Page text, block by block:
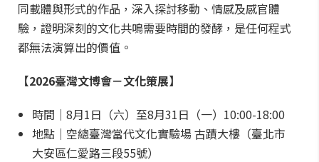
同載體與形式的作品，深入探討移動、情感及感官體
驗，證明深刻的文化共鳴需要時間的發酵，是任何程式
都無法演算出的價值。
【2026臺灣文博會－文化策展】
時間｜8月1日（六）至8月31日（一）10:00-18:00
地點｜空總臺灣當代文化實驗場 古蹟大樓（臺北市
大安區仁愛路三段55號）